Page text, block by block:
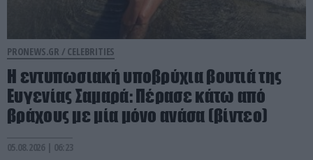
PRONEWS.GR / CELEBRITIES
Η εντυπωσιακή υποβρύχια βουτιά της
Ευγενίας Σαμαρά: Πέρασε κάτω από
βράχους με μία μόνο ανάσα (βίντεο)
05.08.2026 | 06:23